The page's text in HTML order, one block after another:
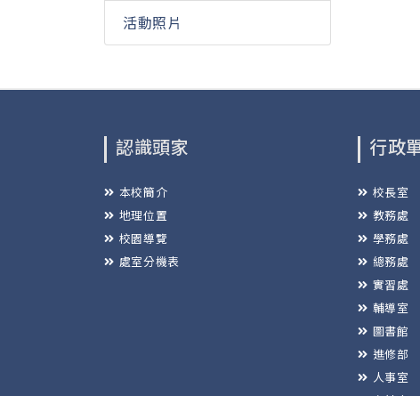
活動照片
認識頭家
本校簡介
地理位置
校園導覽
處室分機表
行政
校長室
教務處
學務處
總務處
實習處
輔導室
圖書館
進修部
人事室